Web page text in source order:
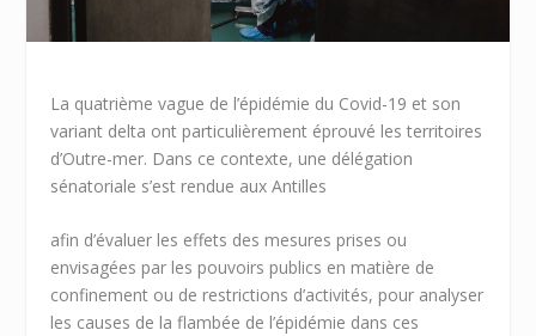
La quatrième vague de l’épidémie du Covid-19 et son
variant delta ont particulièrement éprouvé les territoires
d’Outre-mer. Dans ce contexte, une délégation
sénatoriale s’est rendue aux Antilles
afin d’évaluer les effets des mesures prises ou
envisagées par les pouvoirs publics en matière de
confinement ou de restrictions d’activités, pour analyser
les causes de la flambée de l’épidémie dans ces